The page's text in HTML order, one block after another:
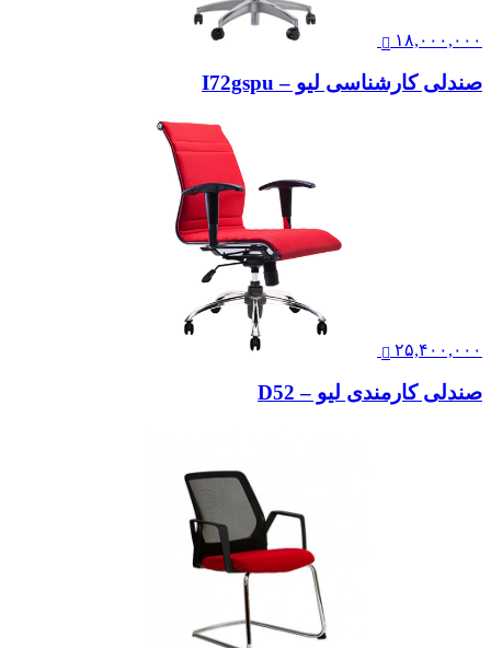
۱۸,۰۰۰,۰۰۰
صندلی کارشناسی لیو – I72gspu
۲۵,۴۰۰,۰۰۰
صندلی کارمندی لیو – D52